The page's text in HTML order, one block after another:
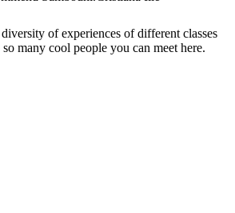
of experiences of different classes
many cool people you can meet here.